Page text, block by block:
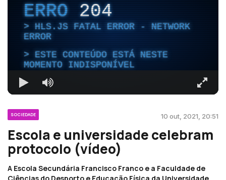
ERRO204
HLS.JS FATAL ERROR - NETWORK
ERROR
ESTE CONTEÚDO ESTÁ NESTE
MOMENTO INDISPONÍVEL
SOCIEDADE 10 out, 2021, 20:51
Escola e universidade celebram
protocolo (vídeo)
A Escola Secundária Francisco Franco e a Faculdade de
Ciências do Desporto e Educação Física da Universidade